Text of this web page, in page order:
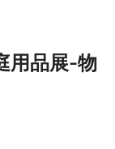
用品展-物